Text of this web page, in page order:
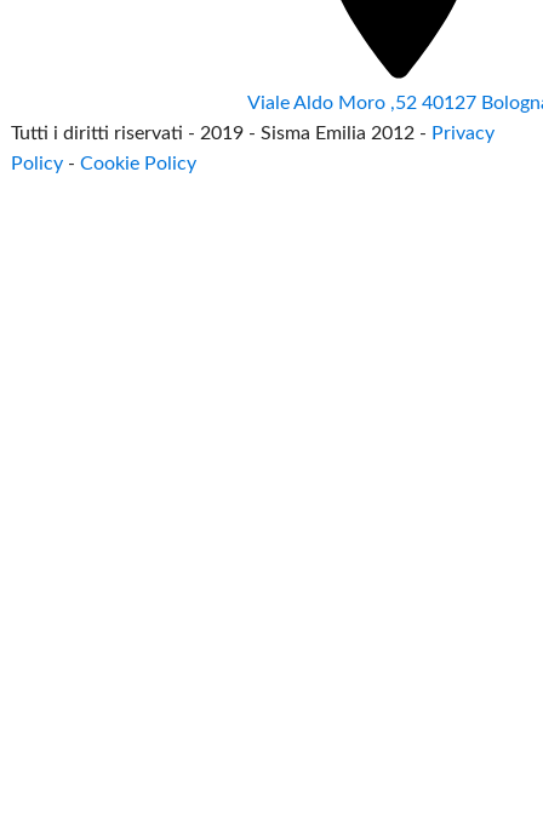
Viale Aldo Moro ,52 40127
Tutti i diritti riservati - 2019 - Sisma Emilia 2012 - Privacy
Policy -Cookie Policy